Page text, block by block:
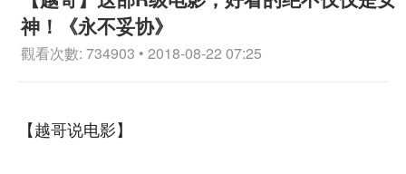
神！《永不妥协》
觀看次數: 734903 • 2018-08-22 07:25
【越哥说电影】